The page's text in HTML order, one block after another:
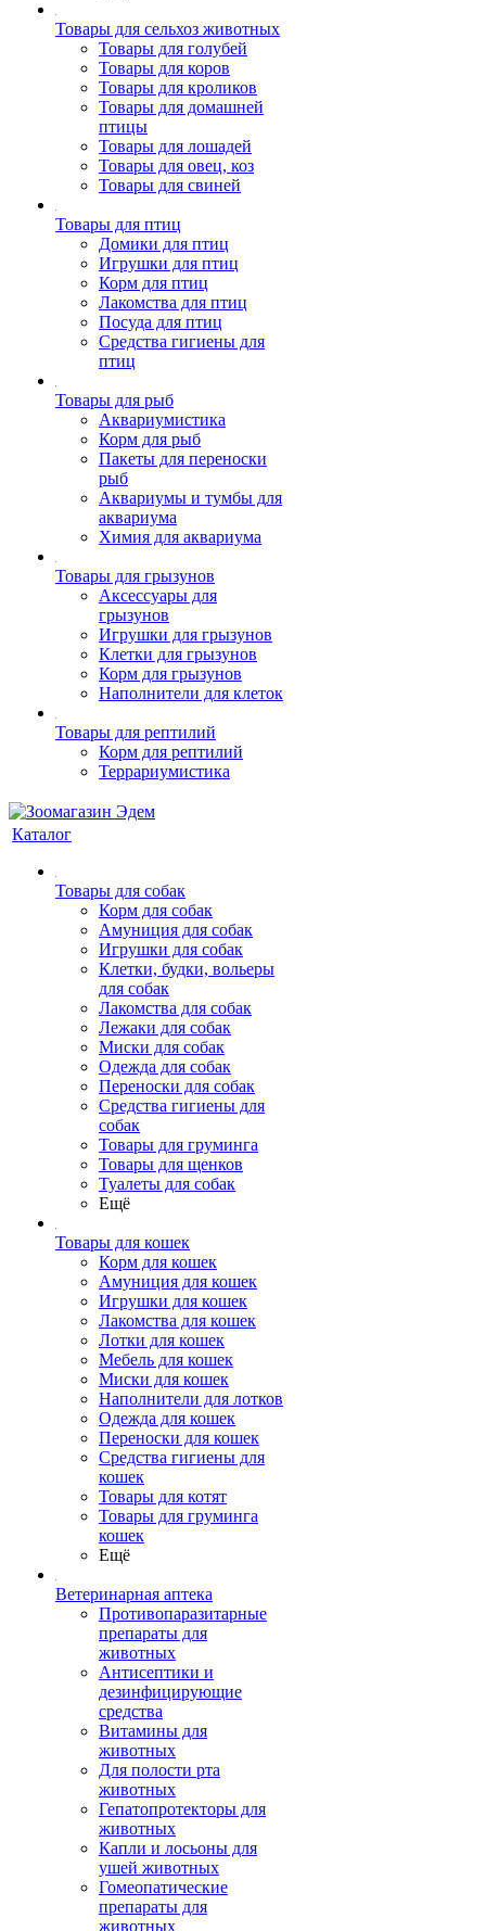
Товары для сельхоз животных
Товары для голубей
Товары для коров
Товары для кроликов
Товары для домашней
птицы
Товары для лошадей
Товары для овец, коз
Товары для свиней
Товары для птиц
Домики для птиц
Игрушки для птиц
Корм для птиц
Лакомства для птиц
Посуда для птиц
Средства гигиены для
птиц
Товары для рыб
Аквариумистика
Корм для рыб
Пакеты для переноски
рыб
Аквариумы и тумбы для
аквариума
Химия для аквариума
Товары для грызунов
Аксессуары для
грызунов
Игрушки для грызунов
Клетки для грызунов
Корм для грызунов
Наполнители для клеток
Товары для рептилий
Корм для рептилий
Террариумистика
Каталог
Товары для собак
Корм для собак
Амуниция для собак
Игрушки для собак
Клетки, будки, вольеры
для собак
Лакомства для собак
Лежаки для собак
Миски для собак
Одежда для собак
Переноски для собак
Средства гигиены для
собак
Товары для груминга
Товары для щенков
Туалеты для собак
Ещё
Товары для кошек
Корм для кошек
Амуниция для кошек
Игрушки для кошек
Лакомства для кошек
Лотки для кошек
Мебель для кошек
Миски для кошек
Наполнители для лотков
Одежда для кошек
Переноски для кошек
Средства гигиены для
кошек
Товары для котят
Товары для груминга
кошек
Ещё
Ветеринарная аптека
Противопаразитарные
препараты для
животных
Антисептики и
дезинфицирующие
средства
Витамины для
животных
Для полости рта
животных
Гепатопротекторы для
животных
Капли и лосьоны для
ушей животных
Гомеопатические
препараты для
животных